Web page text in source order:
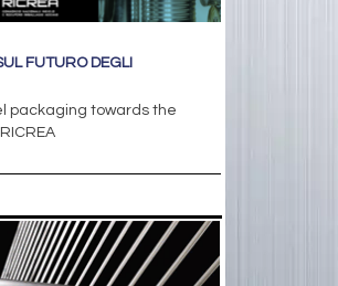
FUTURO DEGLI
packaging towards the